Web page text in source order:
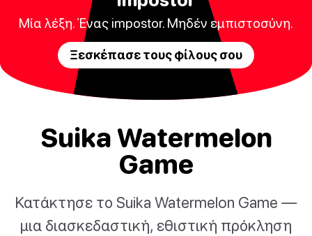
Μία λέξη. Ένας impostor. Μηδέν εμπιστοσύνη.
Ξεσκέπασε τους φίλους σου
Suika Watermelon
Game
Κατάκτησε το Suika Watermelon Game —
μια διασκεδαστική, εθιστική πρόκληση